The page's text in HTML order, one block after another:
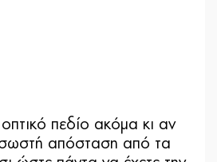
πεδίο ακόμα κι αν
σωστή απόσταση από τα